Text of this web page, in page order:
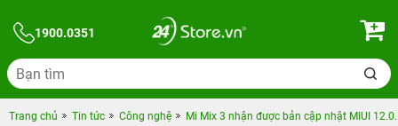
1900.0351
Trang chủ Tin tức Công nghệ Mi Mix 3 nhận được bản cập nhật MIUI